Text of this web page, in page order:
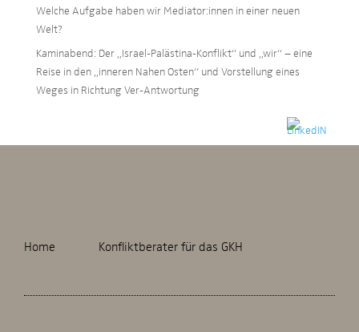
Welche Aufgabe haben wir Mediator:innen in einer neuen
Welt?
Kaminabend: Der „Israel-Palästina-Konflikt“ und „wir“ – eine
Reise in den „inneren Nahen Osten“ und Vorstellung eines
Weges in Richtung Ver-Antwortung
Home Konfliktberater für das GKH